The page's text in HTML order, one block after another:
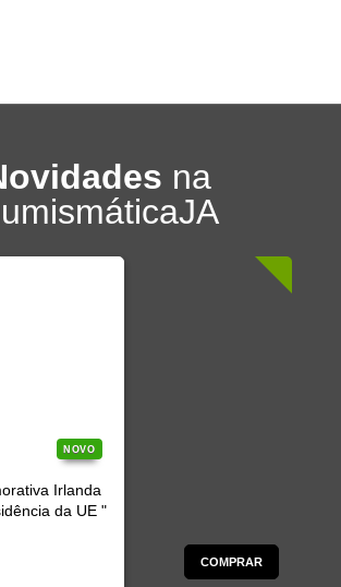
na
NOVO
Irlanda
da UE "
COMPRAR